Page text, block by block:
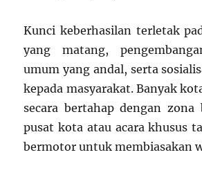
Kunci keberhasilan terletak
yang matang,
umum yang andal, serta
kepada masyarakat. Banyak
secara bertahap dengan
pusat kota atau acara khusus
bermotor untuk membiasakan